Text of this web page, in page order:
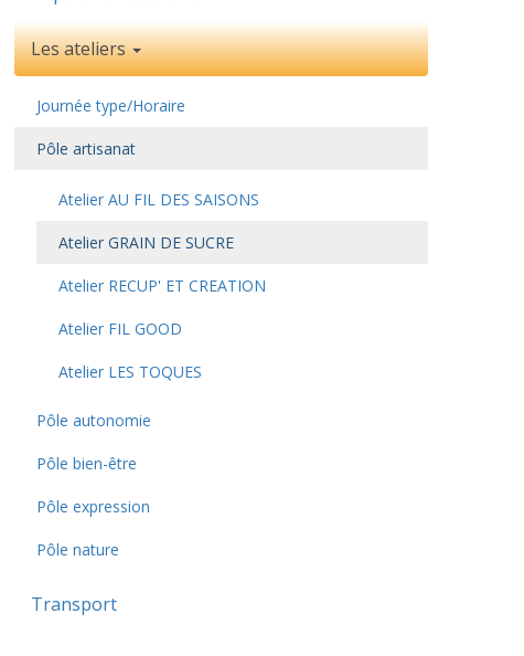
Les ateliers
Journée type/Horaire
Pôle artisanat
Atelier AU FIL DES SAISONS
Atelier GRAIN DE SUCRE
Atelier RECUP' ET CREATION
Atelier FIL GOOD
Atelier LES TOQUES
Pôle autonomie
Pôle bien-être
Pôle expression
Pôle nature
Transport